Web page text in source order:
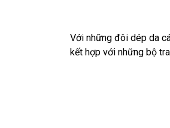
Với những đôi dép da
kết hợp với những bộ